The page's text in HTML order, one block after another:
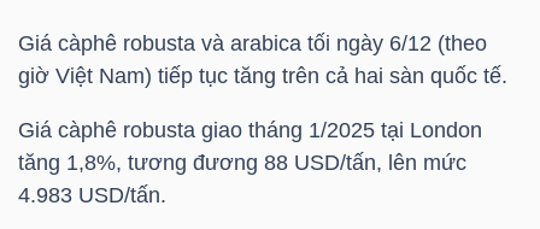
Giá càphê robusta và arabica tối ngày 6/12 (theo
giờ Việt Nam) tiếp tục tăng trên cả hai sàn quốc tế.
Giá càphê robusta giao tháng 1/2025 tại London
tăng 1,8%, tương đương 88 USD/tấn, lên mức
4.983 USD/tấn.
NGUYÊN
VẬT
LIỆU